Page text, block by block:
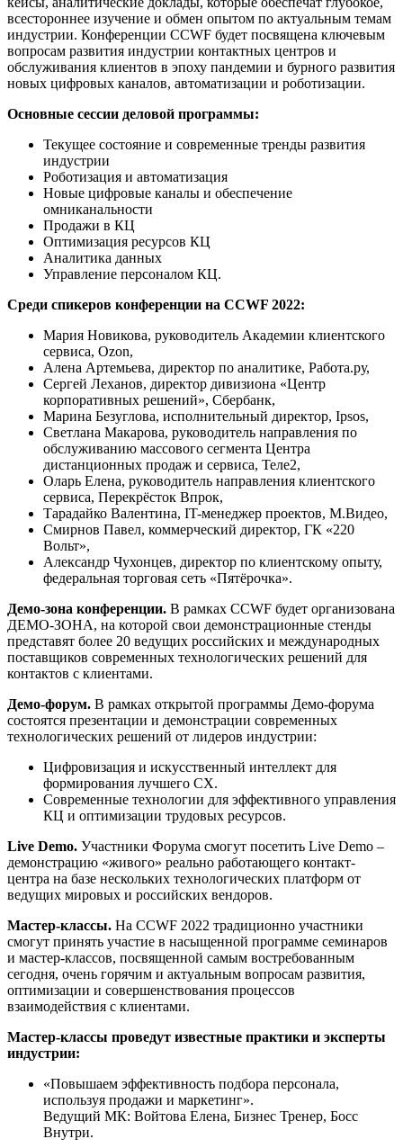
всестороннее изучение и обмен опытом по актуальным темам
индустрии. Конференции CCWF будет посвящена ключевым
вопросам развития индустрии контактных центров и
обслуживания клиентов в эпоху пандемии и бурного развития
новых цифровых каналов, автоматизации и роботизации.
Основные сессии деловой программы:
Текущее состояние и современные тренды развития
индустрии
Роботизация и автоматизация
Новые цифровые каналы и обеспечение
омниканальности
Продажи в КЦ
Оптимизация ресурсов КЦ
Аналитика данных
Управление персоналом КЦ.
Среди спикеров конференции на CCWF 2022:
Мария Новикова, руководитель Академии клиентского
сервиса, Ozon,
Алена Артемьева, директор по аналитике, Работа.ру,
Сергей Леханов, директор дивизиона «Центр
корпоративных решений», Сбербанк,
Марина Безуглова, исполнительный директор, Ipsos,
Светлана Макарова, руководитель направления по
обслуживанию массового сегмента Центра
дистанционных продаж и сервиса, Теле2,
Оларь Елена, руководитель направления клиентского
сервиса, Перекрёсток Впрок,
Тарадайко Валентина, IT-менеджер проектов, М.Видео,
Смирнов Павел, коммерческий директор, ГК «220
Вольт»,
Александр Чухонцев, директор по клиентскому опыту,
федеральная торговая сеть «Пятёрочка».
Демо-зона конференции. В рамках CCWF будет организована
ДЕМО-ЗОНА, на которой свои демонстрационные стенды
представят более 20 ведущих российских и международных
поставщиков современных технологических решений для
контактов с клиентами.
Демо-форум. В рамках открытой программы Демо-форума
состоятся презентации и демонстрации современных
технологических решений от лидеров индустрии:
Цифровизация и искусственный интеллект для
формирования лучшего CX.
Современные технологии для эффективного управления
КЦ и оптимизации трудовых ресурсов.
Live Demo. Участники Форума смогут посетить Live Demo –
демонстрацию «живого» реально работающего контакт-
центра на базе нескольких технологических платформ от
ведущих мировых и российских вендоров.
Мастер-классы. На CCWF 2022 традиционно участники
смогут принять участие в насыщенной программе семинаров
и мастер-классов, посвященной самым востребованным
сегодня, очень горячим и актуальным вопросам развития,
оптимизации и совершенствования процессов
взаимодействия с клиентами.
Мастер-классы проведут известные практики и эксперты
индустрии:
«Повышаем эффективность подбора персонала,
используя продажи и маркетинг».
Ведущий МК: Войтова Елена, Бизнес Тренер, Босс
Внутри.